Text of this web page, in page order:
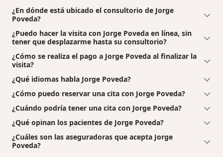
¿En dónde está ubicado el consultorio de Jorge
Poveda?
¿Puedo hacer la visita con Jorge Poveda en línea, sin
tener que desplazarme hasta su consultorio?
¿Cómo se realiza el pago a Jorge Poveda al finalizar la
visita?
¿Qué idiomas habla Jorge Poveda?
¿Cómo puedo reservar una cita con Jorge Poveda?
¿Cuándo podría tener una cita con Jorge Poveda?
¿Qué opinan los pacientes de Jorge Poveda?
¿Cuáles son las aseguradoras que acepta Jorge
Poveda?